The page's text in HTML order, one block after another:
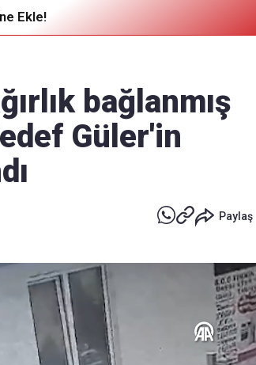
göndermek için tıklayın
Ekle!
bağlanmış
Güler'in
Paylaş